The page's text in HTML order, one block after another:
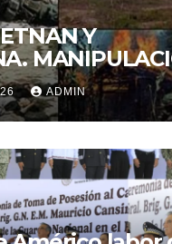
Y
EN LA
ADMIN